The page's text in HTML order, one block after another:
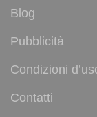
Blog
Pubblicità
Condizioni
Contatti